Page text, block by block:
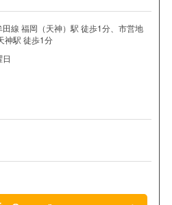
田線 福岡（天神）駅 徒歩1分、市営地
神駅 徒歩1分